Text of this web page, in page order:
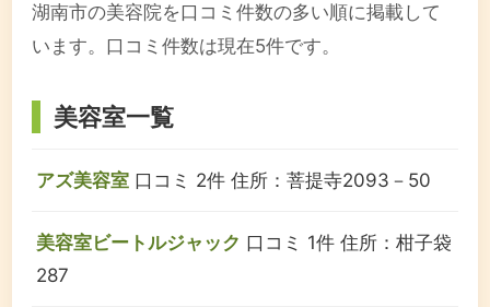
湖南市の美容院を口コミ件数の多い順に掲載して
います。口コミ件数は現在5件です。
美容室一覧
アズ美容室 口コミ 2件 住所：菩提寺2093－50
美容室ビートルジャック 口コミ 1件 住所：柑子袋
287